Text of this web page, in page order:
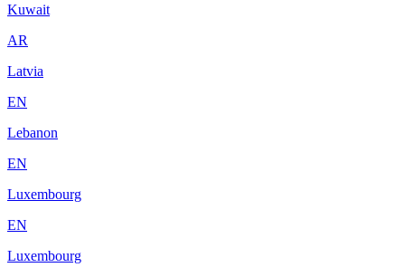
Kuwait
AR
Latvia
EN
Lebanon
EN
Luxembourg
EN
Luxembourg